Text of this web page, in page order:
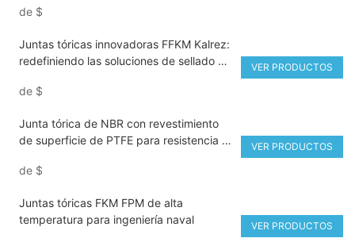
de $
Juntas tóricas innovadoras FFKM Kalrez:
redefiniendo las soluciones de sellado de
de $
VER PRODUCTOS
Junta tórica de NBR con revestimiento
de superficie de PTFE para resistencia a
de $
VER PRODUCTOS
Juntas tóricas FKM FPM de alta
temperatura para ingeniería naval
VER PRODUCTOS